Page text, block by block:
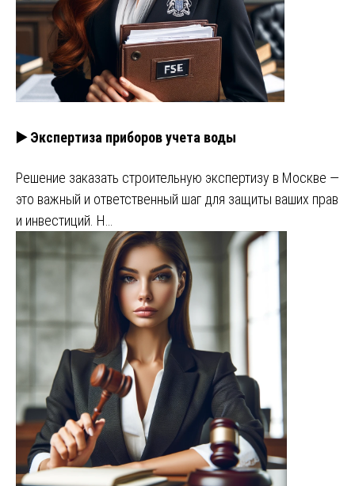
▶️ Экспертиза приборов учета воды
Решение заказать строительную экспертизу в Москве —
это важный и ответственный шаг для защиты ваших прав
и инвестиций. Н…